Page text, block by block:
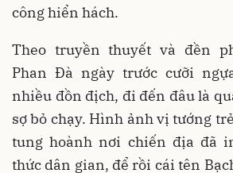
công hiển hách.
Theo truyền thuyết và đền
Phan Đà ngày trước cưỡi
nhiều đồn địch, đi đến đâu là
sợ bỏ chạy. Hình ảnh vị tướng
tung hoành nơi chiến địa đã
thức dân gian, để rồi cái tên